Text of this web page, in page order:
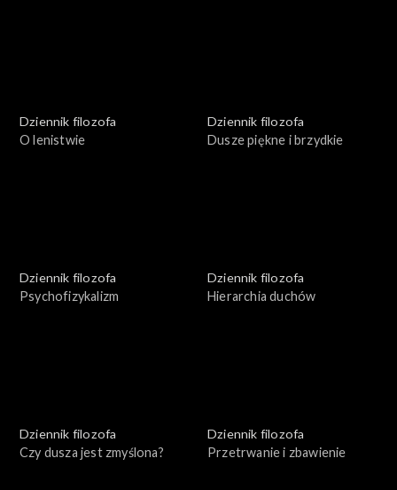
Dziennik filozofa
O lenistwie
Dziennik filozofa
Dusze piękne i brzydkie
Dziennik filozofa
Psychofizykalizm
Dziennik filozofa
Hierarchia duchów
Dziennik filozofa
Czy dusza jest zmyślona?
Dziennik filozofa
Przetrwanie i zbawienie